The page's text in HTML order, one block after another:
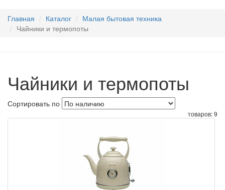
Главная Каталог
Малая бытовая техника
Чайники и термопоты
Чайники и термопоты
Сортировать по
товаров:9